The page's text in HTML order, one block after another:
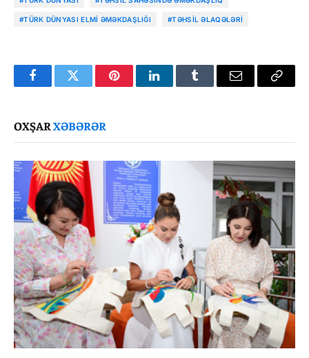
#TÜRK DÜNYASI ELMI ƏMƏKDAŞLIĞI #TƏHSIL ƏLAQƏLƏRI
FacebookTwitter PinterestLinkedInTumblr Email
Copy
OXŞARXƏBƏRƏR